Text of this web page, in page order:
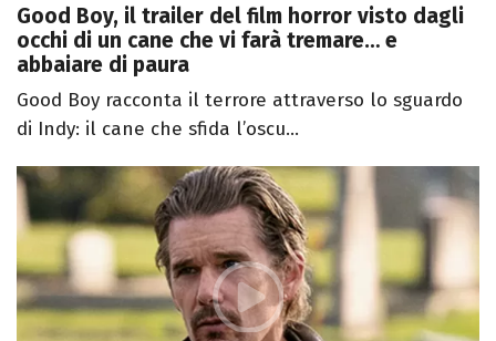
Good Boy, il trailer del film horror visto dagli
occhi di un cane che vi farà tremare… e
abbaiare di paura
Good Boy racconta il terrore attraverso lo sguardo
di Indy: il cane che sfida l’oscu...